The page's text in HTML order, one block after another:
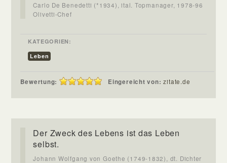
Carlo De Benedetti (*1934), ital. Topmanager, 1978-96
Olivetti-Chef
KATEGORIEN:
Leben
Bewertung: Eingereicht von:zitate.de
Der Zweck des Lebens ist das Leben
selbst.
Johann Wolfgang von Goethe (1749-1832), dt. Dichter